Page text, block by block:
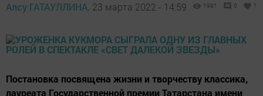
Алсу ГАТАУЛЛИНА, 23 марта 2022 - 14:59 1991 0 1
Постановка посвящена жизни и творчеству классика,
лауреата Государственной премии Татарстана имени